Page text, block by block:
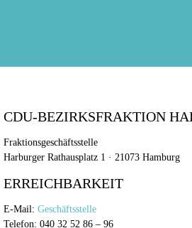
CDU-BEZIRKSFRAKTION
Fraktionsgeschäftsstelle
Harburger Rathausplatz 1 · 21073 Hamburg
ERREICHBARKEIT
E-Mail: Geschäftsstelle
Telefon: 040 32 52 86 – 96